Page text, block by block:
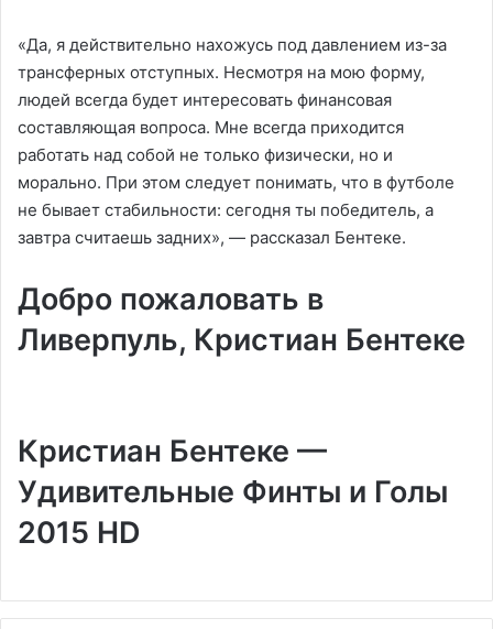
«Да, я действительно нахожусь под давлением из-за
трансферных отступных. Несмотря на мою форму,
людей всегда будет интересовать финансовая
составляющая вопроса. Мне всегда приходится
работать над собой не только физически, но и
морально. При этом следует понимать, что в футболе
не бывает стабильности: сегодня ты победитель, а
завтра считаешь задних», — рассказал Бентеке.
Добро пожаловать в
Ливерпуль, Кристиан Бентеке
Кристиан Бентеке —
Удивительные Финты и Голы
2015 HD